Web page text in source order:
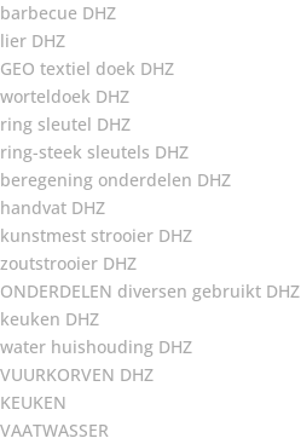
barbecue DHZ
lier DHZ
GEO textiel doek DHZ
worteldoek DHZ
ring sleutel DHZ
ring-steek sleutels DHZ
beregening onderdelen DHZ
handvat DHZ
kunstmest strooier DHZ
zoutstrooier DHZ
ONDERDELEN diversen gebruikt DHZ
keuken DHZ
water huishouding DHZ
VUURKORVEN DHZ
KEUKEN
VAATWASSER